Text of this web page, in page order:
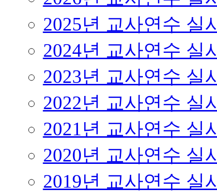
2025년 교사연수 실
2024년 교사연수 실
2023년 교사연수 실
2022년 교사연수 실
2021년 교사연수 실
2020년 교사연수 실
2019년 교사연수 실